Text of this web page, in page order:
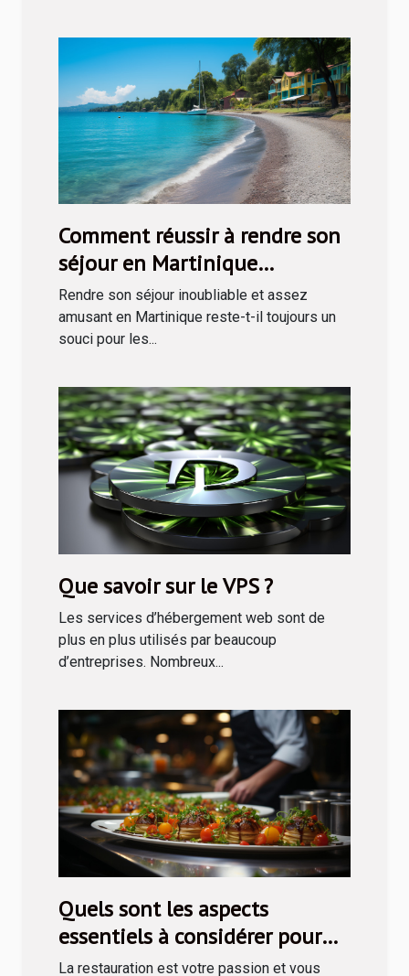
Comment réussir à rendre son
séjour en Martinique
inoubliable ?
Rendre son séjour inoubliable et assez
amusant en Martinique reste-t-il toujours un
souci pour les...
Que savoir sur le VPS ?
Les services d’hébergement web sont de
plus en plus utilisés par beaucoup
d’entreprises. Nombreux...
Quels sont les aspects
essentiels à considérer pour
entreprendre en restauration ?
La restauration est votre passion et vous